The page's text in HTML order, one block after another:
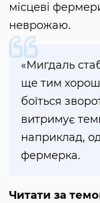
місцеві
неврожаю.
«Мигдаль
ще тим
боїться
витримує
наприклад,
фермерка.
Читати за